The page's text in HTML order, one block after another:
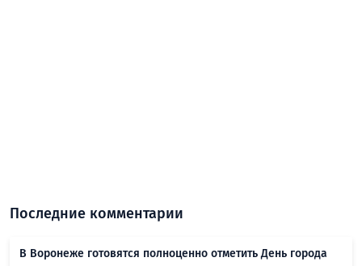
Последние комментарии
В Воронеже готовятся полноценно отметить День города